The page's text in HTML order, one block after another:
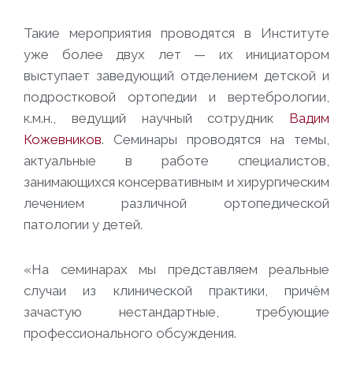
Такие мероприятия проводятся в Институте
уже более двух лет — их инициатором
выступает заведующий отделением детской и
подростковой ортопедии и вертебрологии,
к.м.н., ведущий научный сотрудник Вадим
Кожевников. Семинары проводятся на темы,
актуальные в работе специалистов,
занимающихся консервативным и хирургическим
лечением различной ортопедической
патологии у детей.
«На семинарах мы представляем реальные
случаи из клинической практики, причём
зачастую нестандартные, требующие
профессионального обсуждения.